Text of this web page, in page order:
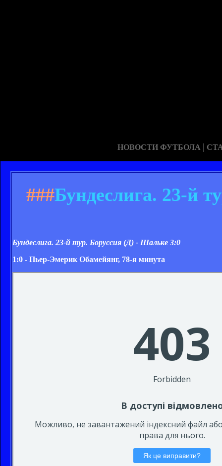
НОВОСТИ ФУТБОЛА |
###Бундеслига. 23-й
Бундеслига. 23-й тур. Боруссия (Д) - Шальке 3:0
1:0 - Пьер-Эмерик Обамейянг, 78-я минута